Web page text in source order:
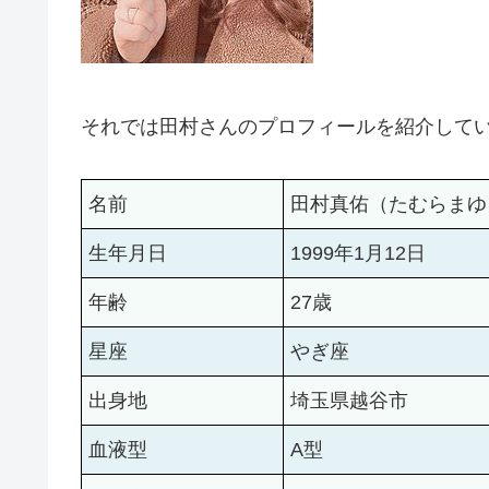
それでは田村さんのプロフィールを紹介して
名前 田村真佑（たむらまゆ
生年月日 1999年1月12日
年齢 27歳
星座 やぎ座
出身地 埼玉県越谷市
血液型 A型